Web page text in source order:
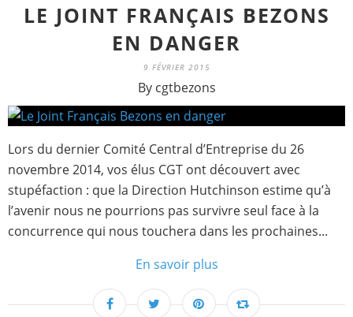
LE JOINT FRANÇAIS BEZONS
EN DANGER
9 FÉVRIER 2015
By cgtbezons
Lors du dernier Comité Central d’Entreprise du 26
novembre 2014, vos élus CGT ont découvert avec
stupéfaction : que la Direction Hutchinson estime qu’à
l’avenir nous ne pourrions pas survivre seul face à la
concurrence qui nous touchera dans les prochaines...
En savoir plus